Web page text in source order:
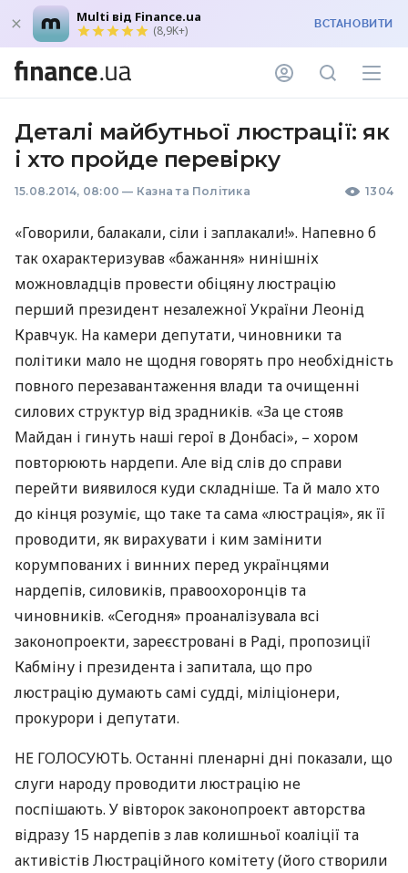
Multi від Finance.ua
(8,9K+) ВСТАНОВИТИ
Деталі майбутньої люстрації: як
і хто пройде перевірку
15.08.2014, 08:00 — Казна та Політика 1304
«Говорили, балакали, сіли і заплакали!». Напевно б
так охарактеризував «бажання» нинішніх
можновладців провести обіцяну люстрацію
перший президент незалежної України Леонід
Кравчук. На камери депутати, чиновники та
політики мало не щодня говорять про необхідність
повного перезавантаження влади та очищенні
силових структур від зрадників. «За це стояв
Майдан і гинуть наші герої в Донбасі», – хором
повторюють нардепи. Але від слів до справи
перейти виявилося куди складніше. Та й мало хто
до кінця розуміє, що таке та сама «люстрація», як її
проводити, як вирахувати і ким замінити
корумпованих і винних перед українцями
нардепів, силовиків, правоохоронців та
чиновників. «Сегодня» проаналізувала всі
законопроекти, зареєстровані в Раді, пропозиції
Кабміну і президента і запитала, що про
люстрацію думають самі судді, міліціонери,
прокурори і депутати.
НЕ ГОЛОСУЮТЬ. Останні пленарні дні показали, що
слуги народу проводити люстрацію не
поспішають. У вівторок законопроект авторства
відразу 15 нардепів з лав колишньої коаліції та
активістів Люстраційного комітету (його створили